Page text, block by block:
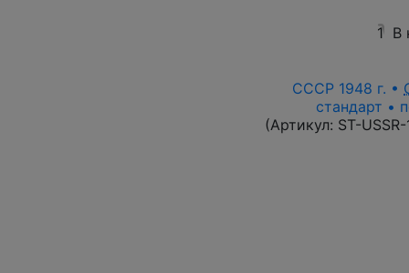
1 В
СССР 1948 г. •
стандарт •
(Артикул: ST-